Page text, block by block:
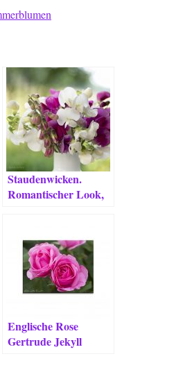
Staudenwicken.
Romantischer Look,
Englische Rose
Gertrude Jekyll